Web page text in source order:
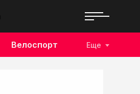
Велоспорт Еще